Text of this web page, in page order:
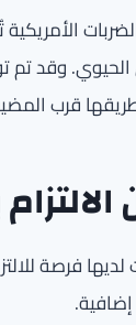
وقد تم
قرب
فرصة